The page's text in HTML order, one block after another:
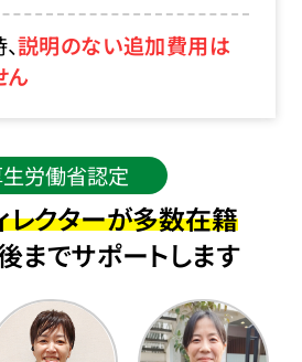
説明のない追加費用は
ん
労働省認定
レクターが多数在籍
までサポートします